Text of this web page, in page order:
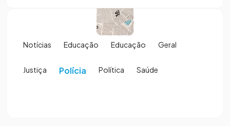
Notícias Educação Educação Geral
Justiça Polícia Política Saúde